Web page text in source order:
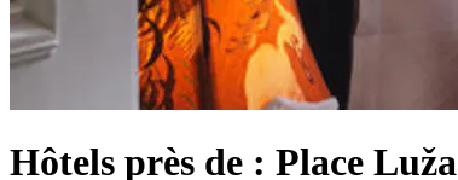
Hôtels près de : Place Luža